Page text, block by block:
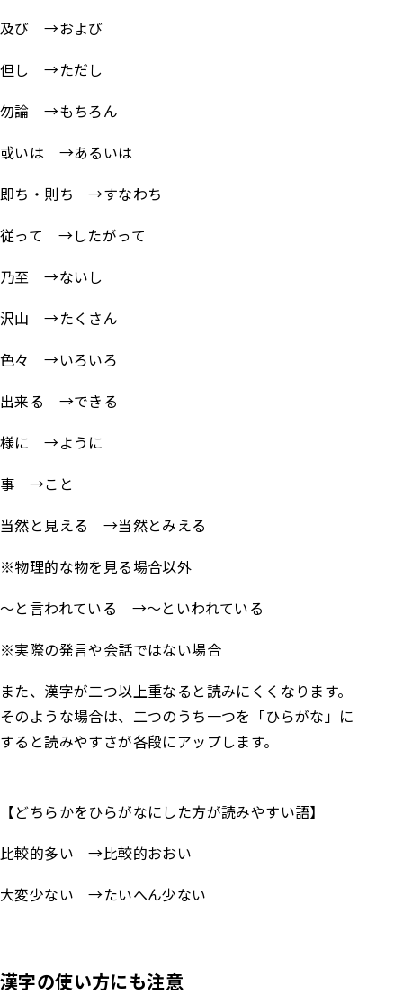
及び →および
但し →ただし
勿論 →もちろん
或いは →あるいは
即ち・則ち →すなわち
従って →したがって
乃至 →ないし
沢山 →たくさん
色々 →いろいろ
出来る →できる
様に →ように
事 →こと
当然と見える →当然とみえる
※物理的な物を見る場合以外
～と言われている →～といわれている
※実際の発言や会話ではない場合
また、漢字が二つ以上重なると読みにくくなります。
そのような場合は、二つのうち一つを「ひらがな」に
すると読みやすさが各段にアップします。
【どちらかをひらがなにした方が読みやすい語】
比較的多い →比較的おおい
大変少ない →たいへん少ない
漢字の使い方にも注意